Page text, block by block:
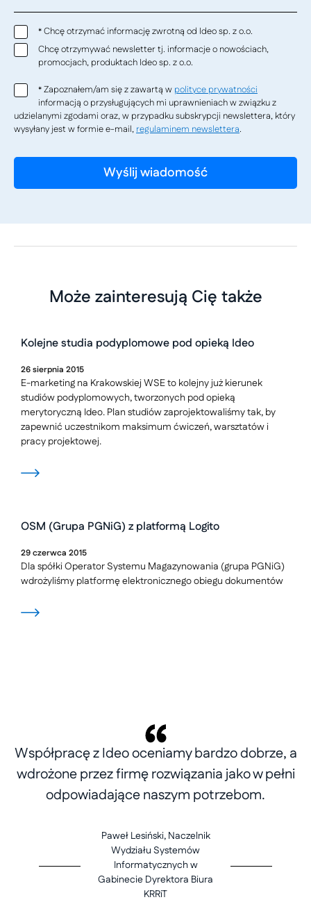
*Chcę otrzymać informację zwrotną od Ideo sp. z o.o.
Chcę otrzymywać newsletter tj. informacje o nowościach,
promocjach, produktach Ideo sp. z o.o.
*Zapoznałem/am się z zawartą w polityce prywatności
informacją o przysługujących mi uprawnieniach w związku z
udzielanymi zgodami oraz, w przypadku subskrypcji newslettera, który
wysyłany jest w formie e-mail, regulaminem newslettera.
Może zainteresują Cię także
Kolejne studia podyplomowe pod opieką Ideo
26sierpnia 2015
E-marketing na Krakowskiej WSE to kolejny już kierunek
studiów podyplomowych, tworzonych pod opieką
merytoryczną Ideo. Plan studiów zaprojektowaliśmy tak, by
zapewnić uczestnikom maksimum ćwiczeń, warsztatów i
pracy projektowej.
OSM (Grupa PGNiG) z platformą Logito
29czerwca 2015
Dla spółki Operator Systemu Magazynowania (grupa PGNiG)
wdrożyliśmy platformę elektronicznego obiegu dokumentów
Współpracę z Ideo oceniamy bardzo dobrze, a
wdrożone przez firmę rozwiązania jako w pełni
odpowiadające naszym potrzebom.
Paweł Lesiński, Naczelnik
Wydziału Systemów
Informatycznych w
Gabinecie Dyrektora Biura
KRRiT